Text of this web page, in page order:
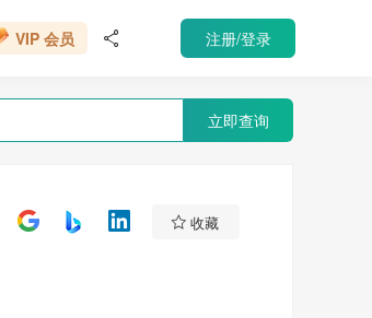
666元/年
 注册/登录
立即查询
收藏